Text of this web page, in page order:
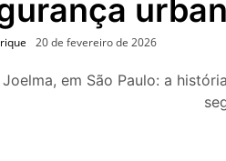
20 de fevereiro de 2026
em São Paulo: a